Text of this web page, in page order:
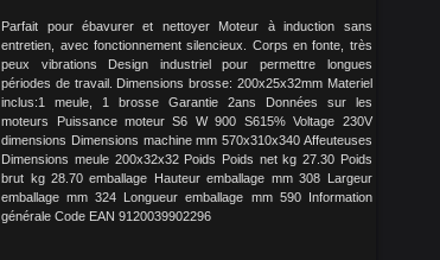
Parfait pour ébavurer et nettoyer Moteur à induction sans
entretien, avec fonctionnement silencieux. Corps en fonte, très
peux vibrations Design industriel pour permettre longues
périodes de travail. Dimensions brosse: 200x25x32mm Materiel
inclus:1 meule, 1 brosse Garantie 2ans Données sur les
moteurs Puissance moteur S6 W 900 S615% Voltage 230V
dimensions Dimensions machine mm 570x310x340 Affeuteuses
Dimensions meule 200x32x32 Poids Poids net kg 27.30 Poids
brut kg 28.70 emballage Hauteur emballage mm 308 Largeur
emballage mm 324 Longueur emballage mm 590 Information
générale Code EAN 9120039902296